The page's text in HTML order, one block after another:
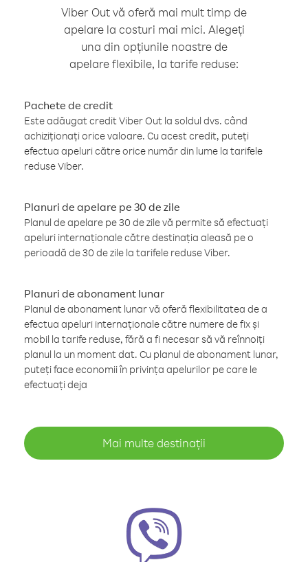
Viber Out vă oferă mai mult timp de
apelare la costuri mai mici. Alegeți
una din opțiunile noastre de
apelare flexibile, la tarife reduse:
Pachete de credit
Este adăugat credit Viber Out la soldul dvs. când
achiziționați orice valoare. Cu acest credit, puteți
efectua apeluri către orice număr din lume la tarifele
reduse Viber.
Planuri de apelare pe 30 de zile
Planul de apelare pe 30 de zile vă permite să efectuați
apeluri internaționale către destinația aleasă pe o
perioadă de 30 de zile la tarifele reduse Viber.
Planuri de abonament lunar
Planul de abonament lunar vă oferă flexibilitatea de a
efectua apeluri internaționale către numere de fix și
mobil la tarife reduse, fără a fi necesar să vă reînnoiți
planul la un moment dat. Cu planul de abonament lunar,
puteți face economii în privința apelurilor pe care le
efectuați deja
Mai multe destinații